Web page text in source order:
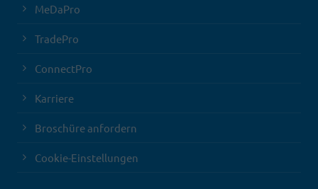
MeDaPro
TradePro
ConnectPro
Karriere
Broschüre anfordern
Cookie-Einstellungen